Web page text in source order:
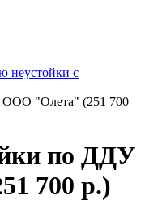
неустойки с
ООО "Олета" (251 700
по ДДУ
700 р.)